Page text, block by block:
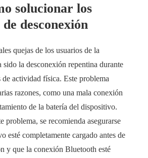
solucionar los
desconexión
quejas de los usuarios de la
la desconexión repentina durante
de actividad física. Este problema
razones, como una mala conexión
de la batería del dispositivo.
problema, se recomienda asegurarse
esté completamente cargado antes de
y que la conexión Bluetooth esté